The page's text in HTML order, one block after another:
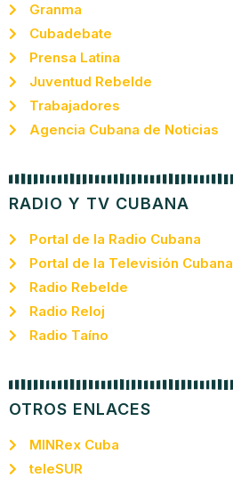
Granma
Cubadebate
Prensa Latina
Juventud Rebelde
Trabajadores
Agencia Cubana de Noticias
RADIO Y TV CUBANA
Portal de la Radio Cubana
Portal de la Televisión Cubana
Radio Rebelde
Radio Reloj
Radio Taíno
OTROS ENLACES
MINRex Cuba
teleSUR